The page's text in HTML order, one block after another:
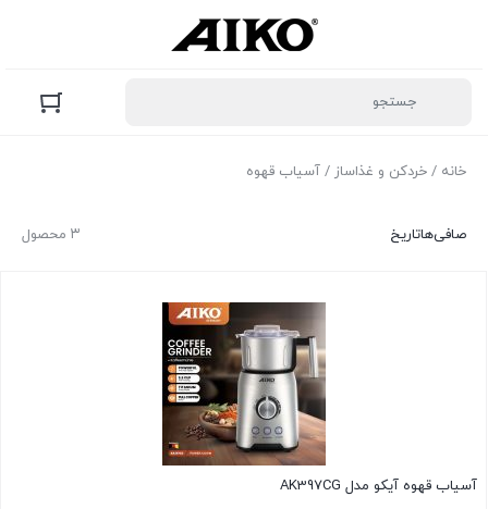
خانه / خردکن و غذاساز / آسیاب قهوه
۳ محصول صافی‌هاتاریخ
آسیاب قهوه آیکو مدل AK397CG